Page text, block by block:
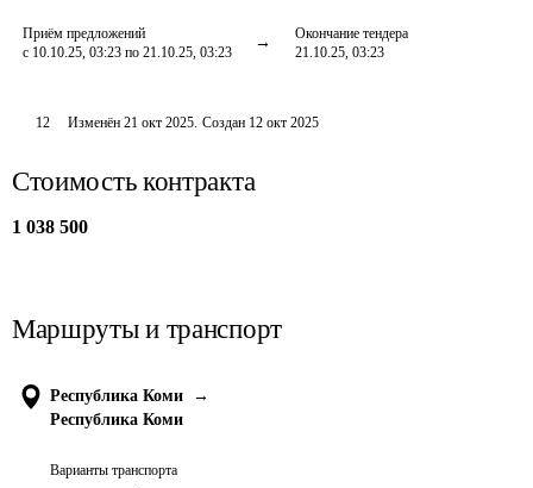
Приём предложений
с 10.10.25, 03:23 по 21.10.25, 03:23
Окончание тендера
21.10.25, 03:23
12 Изменён21 окт 2025. Создан 12 окт 2025
Стоимость контракта
1 038 500
Маршруты и транспорт
Республика Коми
→
Республика Коми
Варианты транспорта